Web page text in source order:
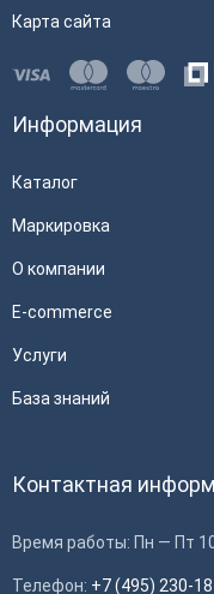
Карта сайта
Информация
Каталог
Маркировка
О компании
E-commerce
Услуги
База знаний
Контактная
Время работы: Пн — Пт
Телефон: +7 (495) 230-